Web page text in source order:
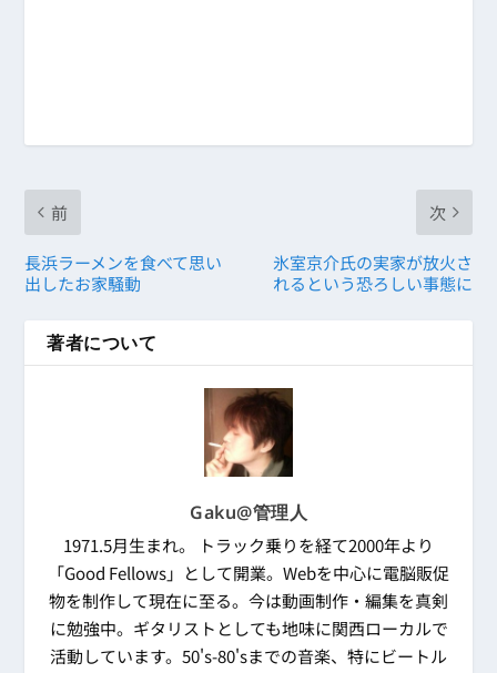
前
長浜ラーメンを食べて思い
出したお家騒動
次
氷室京介氏の実家が放火さ
れるという恐ろしい事態に
著者について
Gaku@管理人
1971.5月生まれ。 トラック乗りを経て2000年より
「Good Fellows」として開業。Webを中心に電脳販促
物を制作して現在に至る。今は動画制作・編集を真剣
に勉強中。ギタリストとしても地味に関西ローカルで
活動しています。50's-80'sまでの音楽、特にビートル